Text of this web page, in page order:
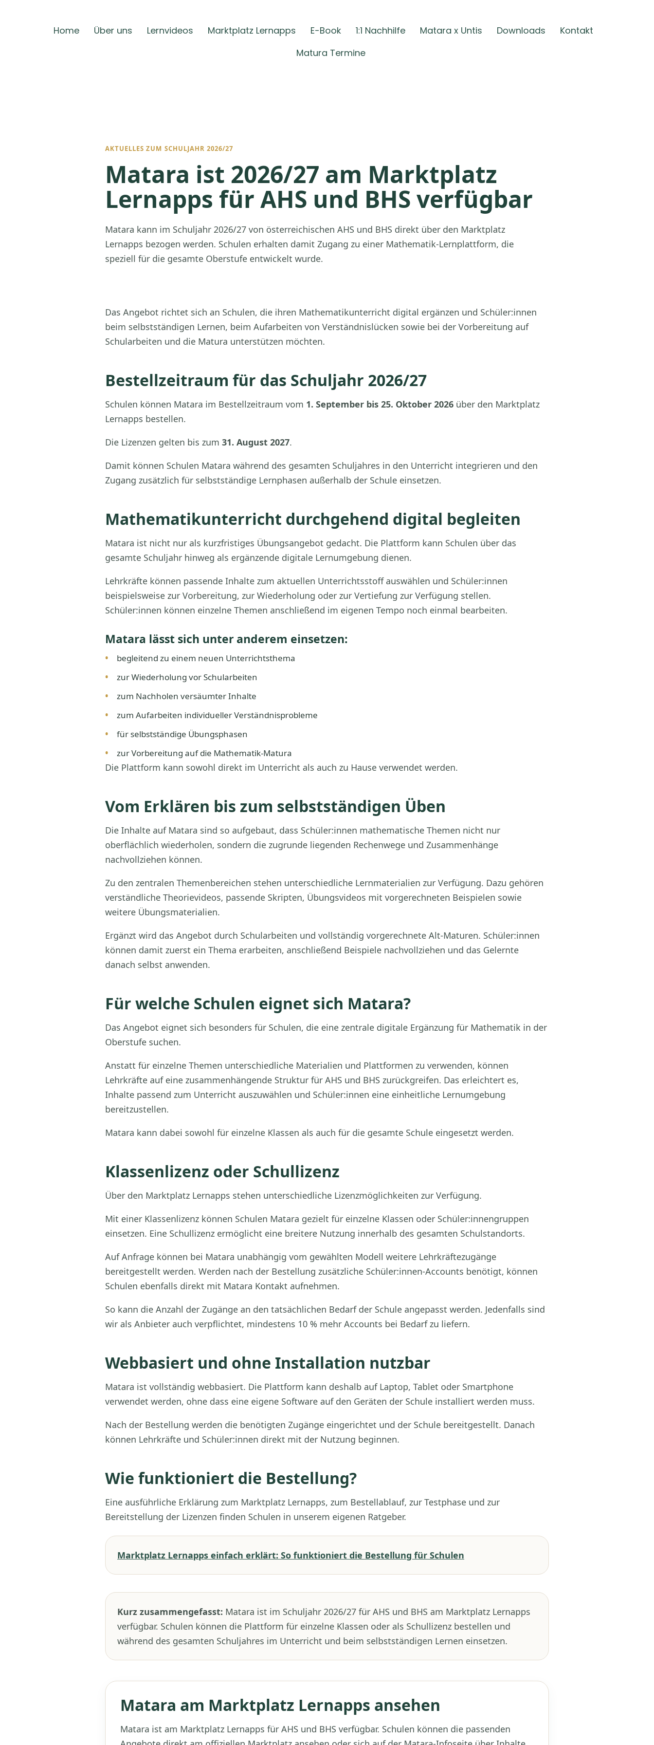
Home Über uns Lernvideos Marktplatz Lernapps E-Book 1:1 Nachhilfe Matara x Untis Downloads
Kontakt
Matura Termine
AKTUELLES ZUM SCHULJAHR 2026/27
Matara ist 2026/27 am Marktplatz
Lernapps für AHS und BHS verfügbar
Matara kann im Schuljahr 2026/27 von österreichischen AHS und BHS direkt über den Marktplatz
Lernapps bezogen werden. Schulen erhalten damit Zugang zu einer Mathematik-Lernplattform, die
speziell für die gesamte Oberstufe entwickelt wurde.
Das Angebot richtet sich an Schulen, die ihren Mathematikunterricht digital ergänzen und Schüler:innen
beim selbstständigen Lernen, beim Aufarbeiten von Verständnislücken sowie bei der Vorbereitung auf
Schularbeiten und die Matura unterstützen möchten.
Bestellzeitraum für das Schuljahr 2026/27
Schulen können Matara im Bestellzeitraum vom 1. September bis 25. Oktober 2026 über den Marktplatz
Lernapps bestellen.
Die Lizenzen gelten bis zum 31. August 2027.
Damit können Schulen Matara während des gesamten Schuljahres in den Unterricht integrieren und den
Zugang zusätzlich für selbstständige Lernphasen außerhalb der Schule einsetzen.
Mathematikunterricht durchgehend digital begleiten
Matara ist nicht nur als kurzfristiges Übungsangebot gedacht. Die Plattform kann Schulen über das
gesamte Schuljahr hinweg als ergänzende digitale Lernumgebung dienen.
Lehrkräfte können passende Inhalte zum aktuellen Unterrichtsstoff auswählen und Schüler:innen
beispielsweise zur Vorbereitung, zur Wiederholung oder zur Vertiefung zur Verfügung stellen.
Schüler:innen können einzelne Themen anschließend im eigenen Tempo noch einmal bearbeiten.
Matara lässt sich unter anderem einsetzen:
begleitend zu einem neuen Unterrichtsthema
zur Wiederholung vor Schularbeiten
zum Nachholen versäumter Inhalte
zum Aufarbeiten individueller Verständnisprobleme
für selbstständige Übungsphasen
zur Vorbereitung auf die Mathematik-Matura
Die Plattform kann sowohl direkt im Unterricht als auch zu Hause verwendet werden.
Vom Erklären bis zum selbstständigen Üben
Die Inhalte auf Matara sind so aufgebaut, dass Schüler:innen mathematische Themen nicht nur
oberflächlich wiederholen, sondern die zugrunde liegenden Rechenwege und Zusammenhänge
nachvollziehen können.
Zu den zentralen Themenbereichen stehen unterschiedliche Lernmaterialien zur Verfügung. Dazu gehören
verständliche Theorievideos, passende Skripten, Übungsvideos mit vorgerechneten Beispielen sowie
weitere Übungsmaterialien.
Ergänzt wird das Angebot durch Schularbeiten und vollständig vorgerechnete Alt-Maturen. Schüler:innen
können damit zuerst ein Thema erarbeiten, anschließend Beispiele nachvollziehen und das Gelernte
danach selbst anwenden.
Für welche Schulen eignet sich Matara?
Das Angebot eignet sich besonders für Schulen, die eine zentrale digitale Ergänzung für Mathematik in der
Oberstufe suchen.
Anstatt für einzelne Themen unterschiedliche Materialien und Plattformen zu verwenden, können
Lehrkräfte auf eine zusammenhängende Struktur für AHS und BHS zurückgreifen. Das erleichtert es,
Inhalte passend zum Unterricht auszuwählen und Schüler:innen eine einheitliche Lernumgebung
bereitzustellen.
Matara kann dabei sowohl für einzelne Klassen als auch für die gesamte Schule eingesetzt werden.
Klassenlizenz oder Schullizenz
Über den Marktplatz Lernapps stehen unterschiedliche Lizenzmöglichkeiten zur Verfügung.
Mit einer Klassenlizenz können Schulen Matara gezielt für einzelne Klassen oder Schüler:innengruppen
einsetzen. Eine Schullizenz ermöglicht eine breitere Nutzung innerhalb des gesamten Schulstandorts.
Auf Anfrage können bei Matara unabhängig vom gewählten Modell weitere Lehrkräftezugänge
bereitgestellt werden. Werden nach der Bestellung zusätzliche Schüler:innen-Accounts benötigt, können
Schulen ebenfalls direkt mit Matara Kontakt aufnehmen.
So kann die Anzahl der Zugänge an den tatsächlichen Bedarf der Schule angepasst werden. Jedenfalls sind
wir als Anbieter auch verpflichtet, mindestens 10 % mehr Accounts bei Bedarf zu liefern.
Webbasiert und ohne Installation nutzbar
Matara ist vollständig webbasiert. Die Plattform kann deshalb auf Laptop, Tablet oder Smartphone
verwendet werden, ohne dass eine eigene Software auf den Geräten der Schule installiert werden muss.
Nach der Bestellung werden die benötigten Zugänge eingerichtet und der Schule bereitgestellt. Danach
können Lehrkräfte und Schüler:innen direkt mit der Nutzung beginnen.
Wie funktioniert die Bestellung?
Eine ausführliche Erklärung zum Marktplatz Lernapps, zum Bestellablauf, zur Testphase und zur
Bereitstellung der Lizenzen finden Schulen in unserem eigenen Ratgeber.
Marktplatz Lernapps einfach erklärt: So funktioniert die Bestellung für Schulen
Kurz zusammengefasst: Matara ist im Schuljahr 2026/27 für AHS und BHS am Marktplatz Lernapps
verfügbar. Schulen können die Plattform für einzelne Klassen oder als Schullizenz bestellen und
während des gesamten Schuljahres im Unterricht und beim selbstständigen Lernen einsetzen.
Matara am Marktplatz Lernapps ansehen
Matara ist am Marktplatz Lernapps für AHS und BHS verfügbar. Schulen können die passenden